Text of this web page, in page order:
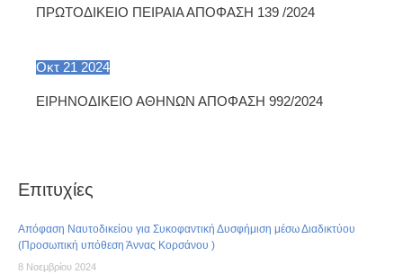
ΠΡΩΤΟΔΙΚΕΙΟ ΠΕΙΡΑΙΑ ΑΠΟΦΑΣΗ 139 /2024
Οκτ 21 2024
ΕΙΡΗΝΟΔΙΚΕΙΟ ΑΘΗΝΩΝ ΑΠΟΦΑΣΗ 992/2024
Επιτυχίες
Απόφαση Ναυτοδικείου για Συκοφαντική Δυσφήμιση μέσω Διαδικτύου
(Προσωπική υπόθεση Άννας Κορσάνου )
8 Νοεμβρίου 2024